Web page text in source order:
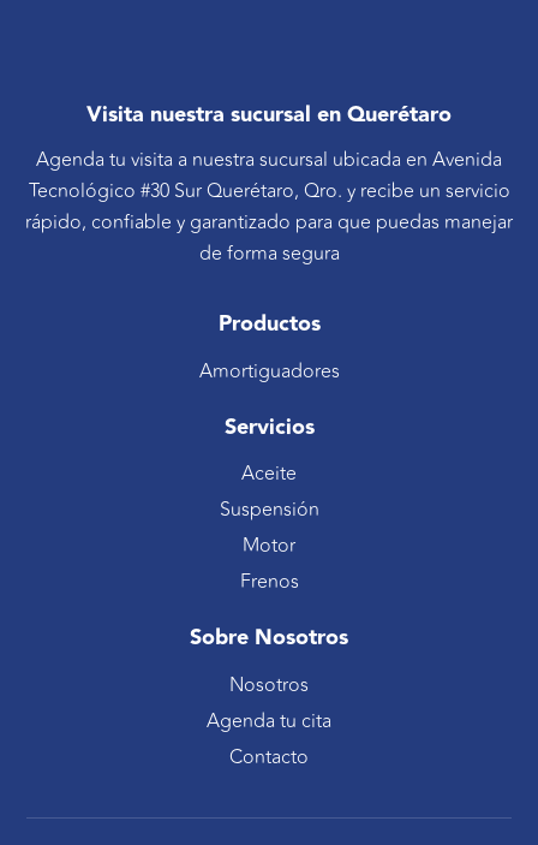
Visita nuestra sucursal en Querétaro
Agenda tu visita a nuestra sucursal ubicada en Avenida
Tecnológico #30 Sur Querétaro, Qro. y recibe un servicio
rápido, confiable y garantizado para que puedas manejar
de forma segura
Productos
Amortiguadores
Servicios
Aceite
Suspensión
Motor
Frenos
Sobre Nosotros
Nosotros
Agenda tu cita
Contacto